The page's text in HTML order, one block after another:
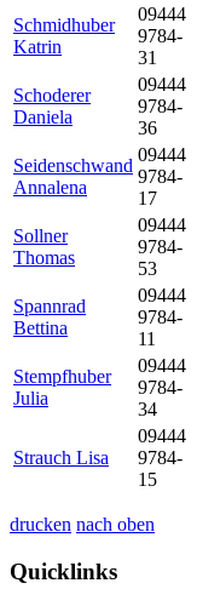
Schmidhuber
Katrin
09444
9784-
31
Schoderer
Daniela
09444
9784-
36
Seidenschwand
Annalena
09444
9784-
17
Sollner
Thomas
09444
9784-
53
Spannrad
Bettina
09444
9784-
11
Stempfhuber
Julia
09444
9784-
34
Strauch Lisa
09444
9784-
15
drucken nach oben
Quicklinks